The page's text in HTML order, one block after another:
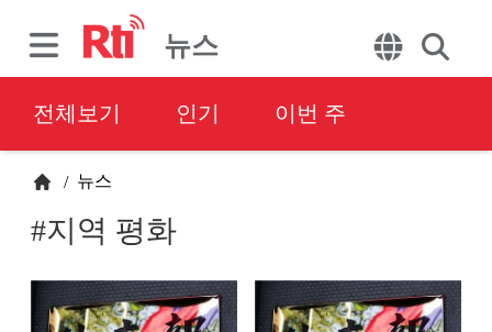
뉴스
전체보기 인기 이번 주
/ 뉴스
#지역 평화